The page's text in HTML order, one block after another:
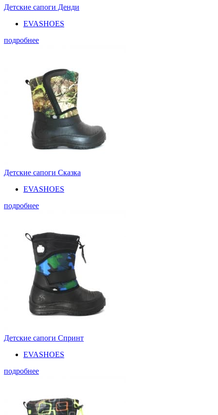
Детские сапоги Денди
EVASHOES
подробнее
Детские сапоги Сказка
EVASHOES
подробнее
Детские сапоги Спринт
EVASHOES
подробнее